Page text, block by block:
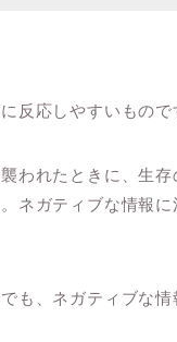
反応しやすいもので
われたときに、生
ネガティブな情報
も、ネガティブな情